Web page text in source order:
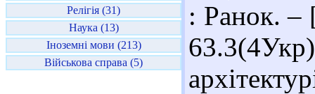
Релігія (31)
Наука (13)
Іноземні мови (213)
Військова справа (5)
: Ранок. –